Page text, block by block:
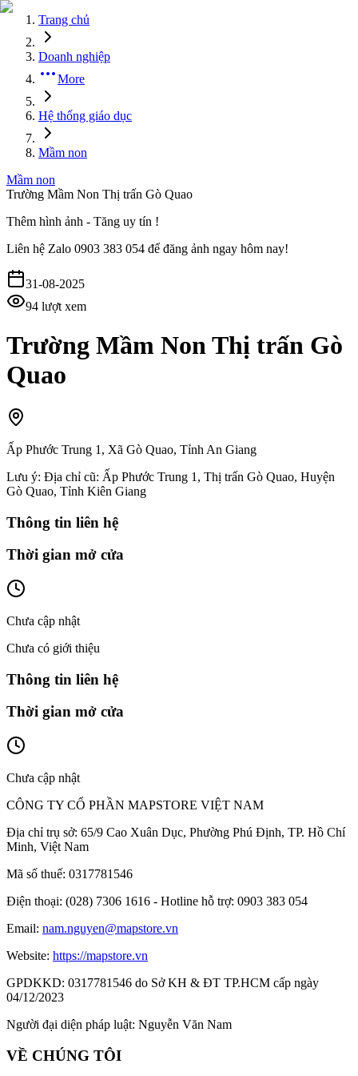
Trang chủ
Doanh nghiệp
More
Hệ thống giáo dục
Mầm non
Mầm non
Trường Mầm Non Thị trấn Gò Quao
Thêm hình ảnh - Tăng uy tín !
Liên hệ Zalo 0903 383 054 để đăng ảnh ngay hôm nay!
31-08-2025
94 lượt xem
Trường Mầm Non Thị trấn Gò
Quao
Ấp Phước Trung 1, Xã Gò Quao, Tỉnh An Giang
Lưu ý: Địa chỉ cũ: Ấp Phước Trung 1, Thị trấn Gò Quao, Huyện
Gò Quao, Tỉnh Kiên Giang
Thông tin liên hệ
Thời gian mở cửa
Chưa cập nhật
Chưa có giới thiệu
Thông tin liên hệ
Thời gian mở cửa
Chưa cập nhật
CÔNG TY CỔ PHẦN MAPSTORE VIỆT NAM
Địa chỉ trụ sở: 65/9 Cao Xuân Dục, Phường Phú Định, TP. Hồ Chí
Minh, Việt Nam
Mã số thuế: 0317781546
Điện thoại: (028) 7306 1616 - Hotline hỗ trợ: 0903 383 054
Email: nam.nguyen@mapstore.vn
Website: https://mapstore.vn
GPDKKD: 0317781546 do Sở KH & ĐT TP.HCM cấp ngày
04/12/2023
Người đại diện pháp luật: Nguyễn Văn Nam
VỀ CHÚNG TÔI